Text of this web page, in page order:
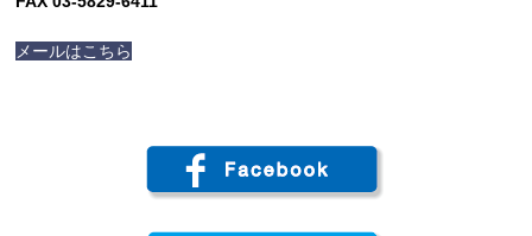
メールはこちら